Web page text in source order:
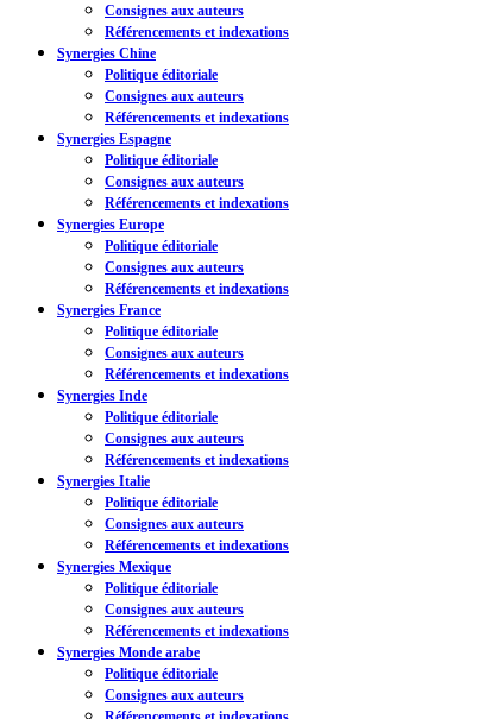
Consignes aux auteurs
Référencements et indexations
Synergies Chine
Politique éditoriale
Consignes aux auteurs
Référencements et indexations
Synergies Espagne
Politique éditoriale
Consignes aux auteurs
Référencements et indexations
Synergies Europe
Politique éditoriale
Consignes aux auteurs
Référencements et indexations
Synergies France
Politique éditoriale
Consignes aux auteurs
Référencements et indexations
Synergies Inde
Politique éditoriale
Consignes aux auteurs
Référencements et indexations
Synergies Italie
Politique éditoriale
Consignes aux auteurs
Référencements et indexations
Synergies Mexique
Politique éditoriale
Consignes aux auteurs
Référencements et indexations
Synergies Monde arabe
Politique éditoriale
Consignes aux auteurs